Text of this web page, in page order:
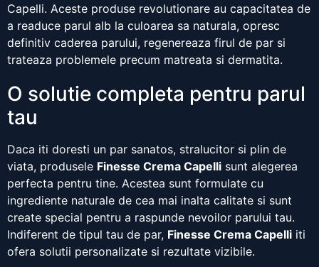
Capelli. Aceste produse revolutionare au capacitatea de
a readuce parul alb la culoarea sa naturala, opresc
definitiv caderea parului, regenereaza firul de par si
trateaza problemele precum matreata si dermatita.
O solutie completa pentru parul
tau
Daca iti doresti un par sanatos, stralucitor si plin de
viata, produsele Finesse Crema Capelli sunt alegerea
perfecta pentru tine. Acestea sunt formulate cu
ingrediente naturale de cea mai inalta calitate si sunt
create special pentru a raspunde nevoilor parului tau.
Indiferent de tipul tau de par, Finesse Crema Capelli iti
ofera solutii personalizate si rezultate vizibile.